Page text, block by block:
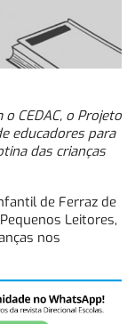
CEDAC, o Projeto
educadores para
das crianças
de Ferraz de
Leitores,
nos